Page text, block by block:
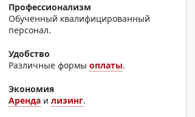
Профессионализм
Обученный квалифицированный
персонал.
Удобство
Различные формыоплаты.
Экономия
Аренда илизинг.